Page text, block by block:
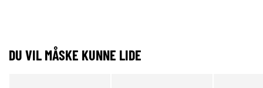
DU VIL MÅSKE KUNNE LIDE